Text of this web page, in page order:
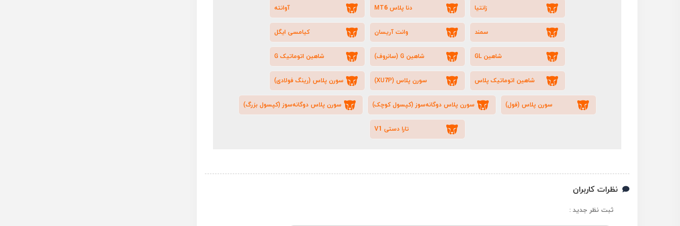
زانتیا دنا پلاس MT6 آوانته
سمند وانت آریسان کیامسی ایگل
شاهین GL شاهین G (سانروف) شاهین اتوماتیک G
شاهین اتوماتیک پلاس سورن پلاس (XU7P) سورن پلاس (رینگ فولادی)
سورن پلاس (فول) سورن پلاس دوگانه‌سوز (کپسول کوچک) سورن پلاس دوگانه‌سوز (کپسول بزرگ)
تارا دستی V1
نظرات کاربران
ثبت نظر جدید :